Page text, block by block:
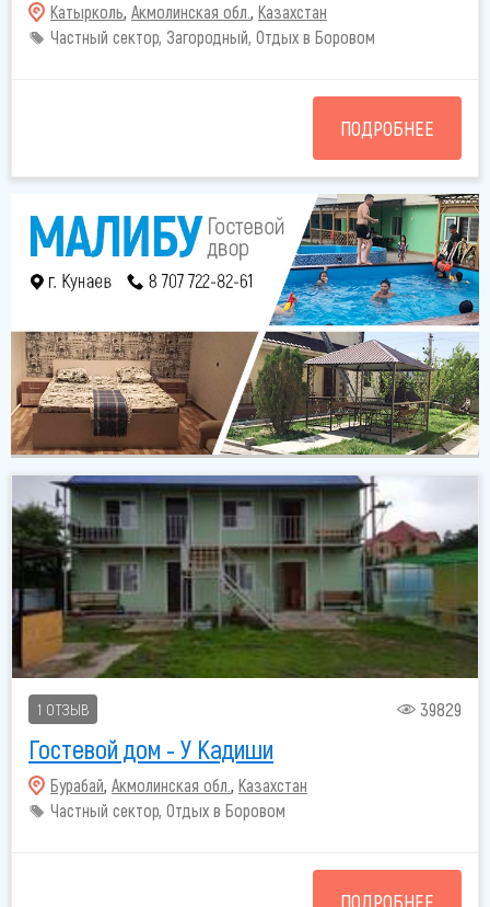
Катырколь, Акмолинская обл. , Казахстан
Частный сектор, Загородный, Отдых в Боровом
ПОДРОБНЕЕ
1 ОТЗЫВ 39829
Гостевой дом - У Кадиши
Бурабай Акмолинская обл. Казахстан
Частный сектор, Отдых в Боровом
ПОДРОБНЕЕ